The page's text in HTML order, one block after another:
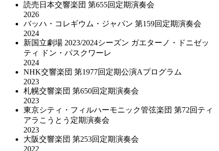
読売日本交響楽団 第655回定期演奏会
2026
バッハ・コレギウム・ジャパン 第159回定期演奏会
2024
新国立劇場 2023/2024シーズン ガエターノ・ドニゼッ
ティ ドン・パスクワーレ
2024
NHK交響楽団 第1977回定期公演Aプログラム
2023
札幌交響楽団 第650回定期演奏会
2023
東京シティ・フィルハーモニック管弦楽団 第72回ティ
アラこうとう定期演奏会
2023
大阪交響楽団 第253回定期演奏会
2022